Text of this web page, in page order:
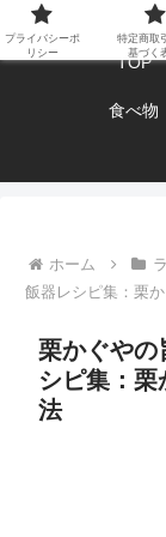
TOP
食べ物
ホーム
飯器レシピ集：栗
栗かぐやの
シピ集：
法
プライバシーポ
リシー
特定商取
基づく